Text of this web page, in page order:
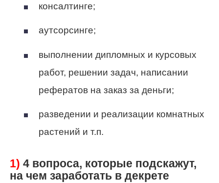
консалтинге;
аутсорсинге;
выполнении дипломных и курсовых
работ, решении задач, написании
рефератов на заказ за деньги;
разведении и реализации комнатных
растений и т.п.
1) 4 вопроса, которые подскажут,
на чем заработать в декрете